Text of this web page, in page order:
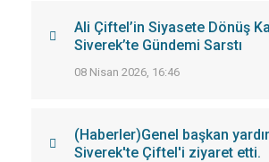
Ali Çiftel’in Siyasete Dönüş
Siverek’te Gündemi Sarstı
08 Nisan 2026, 16:46
(Haberler)Genel başkan
Siverek'te Çiftel'i ziyaret etti.